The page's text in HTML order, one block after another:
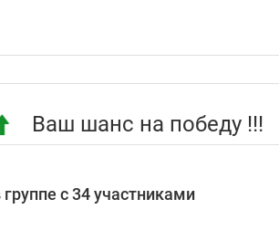
Ваш шанс на победу !!!
с 34 участниками